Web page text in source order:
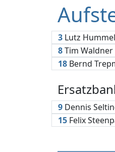
3 Lutz
8Tim Waldner
18 Bernd
9 Dennis
15 Felix